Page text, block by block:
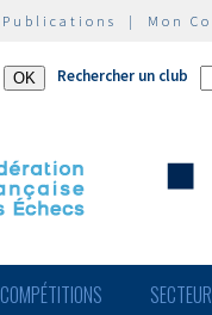
Publications | Mon
Rechercher un club
COMPÉTITIONS